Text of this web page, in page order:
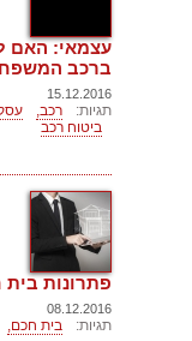
עצמאי: האם
ברכב
15.12.2016
תגיות: רכב,
ביטוח רכב
פתרונות
08.12.2016
תגיות: בית חכם,